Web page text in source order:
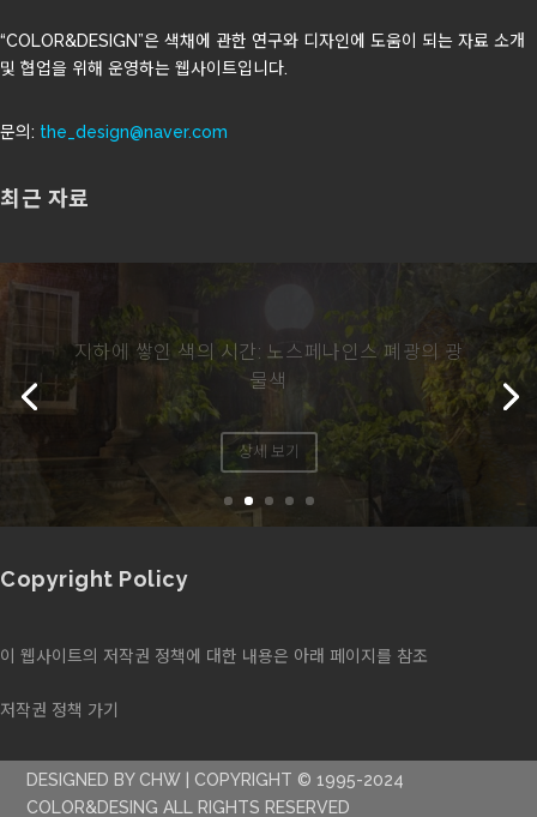
“COLOR&DESIGN”은 색채에 관한 연구와 디자인에 도움이 되는 자료 소개
및 협업을 위해 운영하는 웹사이트입니다.
문의: the_design@naver.com
최근 자료
도시의 밤빛은 계절의 색을 바꾼다
상세 보기
Copyright Policy
이 웹사이트의 저작권 정책에 대한 내용은 아래 페이지를 참조
저작권 정책 가기
DESIGNED BY CHW | COPYRIGHT © 1995-2024
COLOR&DESING ALL RIGHTS RESERVED